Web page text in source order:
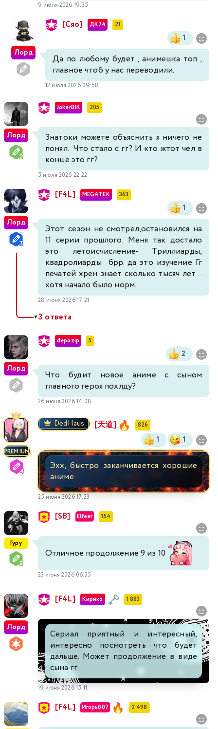
9 июля 2026 19:35
Лорд
[Сяо] ДК74 21
1
Да по любому будет , анимешка топ ,
главное чтоб у нас переводили.
12 июля 2026 09:58
Лорд
JokerBIK 205
Знатоки можете объяснить я ничего не
понял. Что стало с гг? И кто жтот чел в
конце это гг?
5 июля 2026 22:22
Лорд
[F4L] MEGATEK 363
1
Этот сезон не смотрел,остановился на
11 серии прошлого. Меня так достало
это летоисчисление- Триллиарды,
квадролиарды брр. да это изучение Гг
печатей хрен знает сколько тысяч лет ..
хотя начало было норм.
28 июня 2026 17:21
▼3 ответа
Лорд
depozip 5
2
Что будит новое аниме с сыном
главного героя похлду?
26 июня 2026 14:08
PREMIUM
DedHaus [天道] 826
1 1
Эхх, быстро заканчивается хорошие
аниме
25 июня 2026 17:23
Гуру
[SB] Elfeer 154
Отличное продолжение 9 из 10
23 июня 2026 06:35
Лорд
[F4L] Кирико 1 883
Сериал приятный и интересный,
интересно посмотреть что будет
дальше. Может продолжение в виде
сына гг
19 июня 2026 15:11
[F4L] Игорь007 2 498